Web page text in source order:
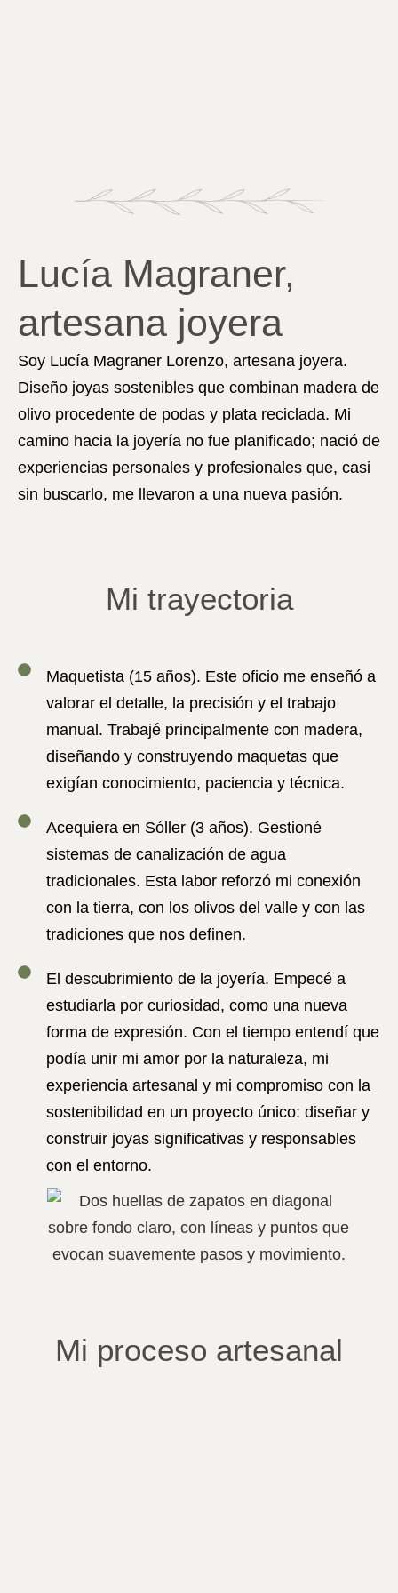
Lucía Magraner,
artesana joyera
Soy Lucía Magraner Lorenzo, artesana joyera.
Diseño joyas sostenibles que combinan madera de
olivo procedente de podas y plata reciclada. Mi
camino hacia la joyería no fue planificado; nació de
experiencias personales y profesionales que, casi
sin buscarlo, me llevaron a una nueva pasión.
Mi trayectoria
Maquetista(15 años). Este oficio me enseñó a
valorar el detalle, la precisión y el trabajo
manual. Trabajé principalmente con madera,
diseñando y construyendo maquetas que
exigían conocimiento, paciencia y técnica.
Acequieraen Sóller (3 años). Gestioné
sistemas de canalización de agua
tradicionales. Esta labor reforzó mi conexión
con la tierra, con los olivos del valle y con las
tradiciones que nos definen.
El descubrimiento de la joyería. Empecé a
estudiarla por curiosidad, como una nueva
forma de expresión. Con el tiempo entendí que
podía unir mi amor por la naturaleza, mi
experiencia artesanal y mi compromiso con la
sostenibilidad en un proyecto único: diseñar y
construir joyas significativas y responsables
con el entorno.
Mi proceso artesanal